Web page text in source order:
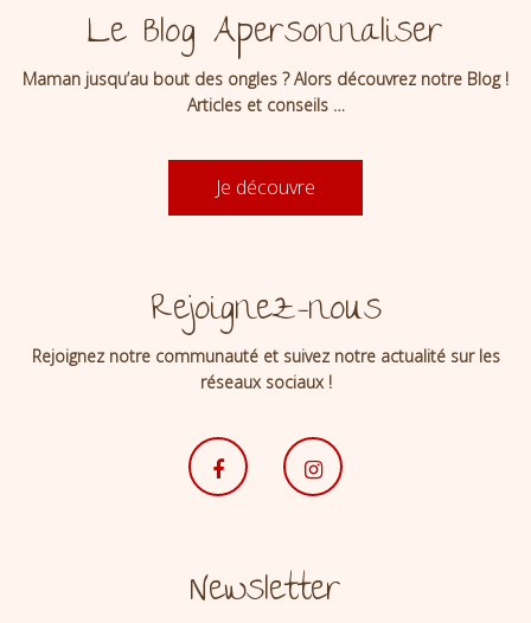
Le Blog Apersonnaliser
Maman jusqu’au bout des ongles ? Alors découvrez notre Blog !
Articles et conseils …
Je découvre
Rejoignez-nous
Rejoignez notre communauté et suivez notre actualité sur les
réseaux sociaux !
Newsletter